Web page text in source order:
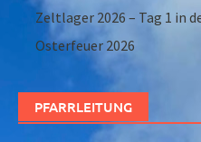
Zeltlager 2026 – Tag 1 in
Osterfeuer 2026
PFARRLEITUNG